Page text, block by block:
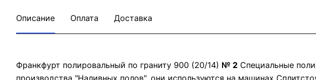
Описание Оплата Доставка
Франкфурт полировальный по граниту 900 (20/14) № 2 Специальные
производства "Наливных полов", они используются на машинах